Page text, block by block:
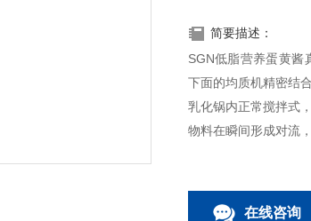
简要描述：
SGN低脂营养蛋黄酱
下面的均质机精密结
乳化锅内正常搅拌式
物料在瞬间形成对流
在线咨询